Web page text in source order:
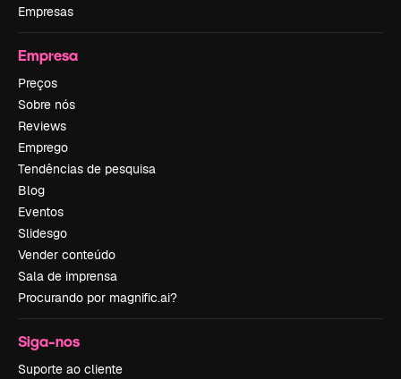
Empresas
Empresa
Preços
Sobre nós
Reviews
Emprego
Tendências de pesquisa
Blog
Eventos
Slidesgo
Vender conteúdo
Sala de imprensa
Procurando por magnific.ai?
Siga-nos
Suporte ao cliente